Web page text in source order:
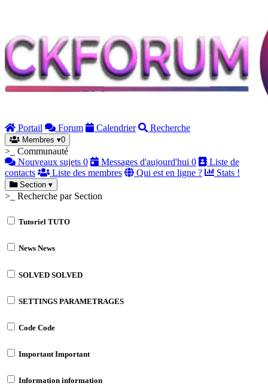
Portail Forum Calendrier Recherche
Membres ▾0
>_ Communauté
Nouveaux sujets 0 Messages d'aujourd'hui 0
Liste de
contacts
Liste des membres Qui est en ligne ? Stats !
Section ▾
>_ Recherche par Section
Tutoriel TUTO
News News
SOLVED SOLVED
SETTINGS PARAMETRAGES
Code Code
ImportantImportant
Information information